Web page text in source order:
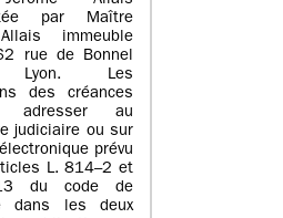
par Maître
immeuble
rue de Bonnel
Lyon. Les
des créances
au
judiciaire ou sur
prévu
L. 814–2 et
du code de
dans les deux